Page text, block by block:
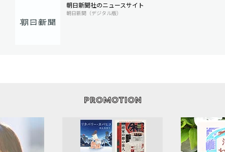
朝日新聞社のニュースサイト
朝日新聞（デジタル版）